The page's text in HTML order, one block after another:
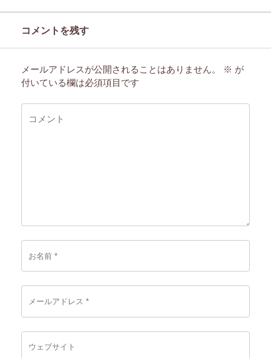
コメントを残す
メールアドレスが公開されることはありません。 ※ が
付いている欄は必須項目です